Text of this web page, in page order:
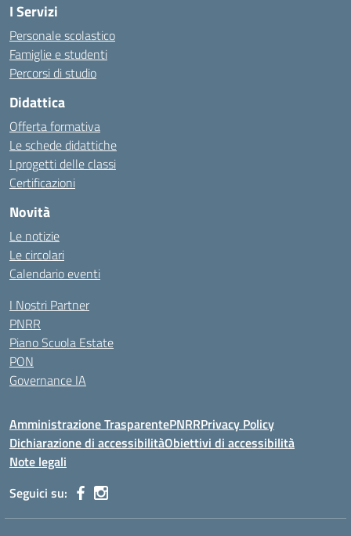
I Servizi
Personale scolastico
Famiglie e studenti
Percorsi di studio
Didattica
Offerta formativa
Le schede didattiche
I progetti delle classi
Certificazioni
Novità
Le notizie
Le circolari
Calendario eventi
I Nostri Partner
PNRR
Piano Scuola Estate
PON
Governance IA
Amministrazione TrasparentePNRRPrivacy Policy
Dichiarazione di accessibilitàObiettivi di accessibilità
Note legali
Seguici su: